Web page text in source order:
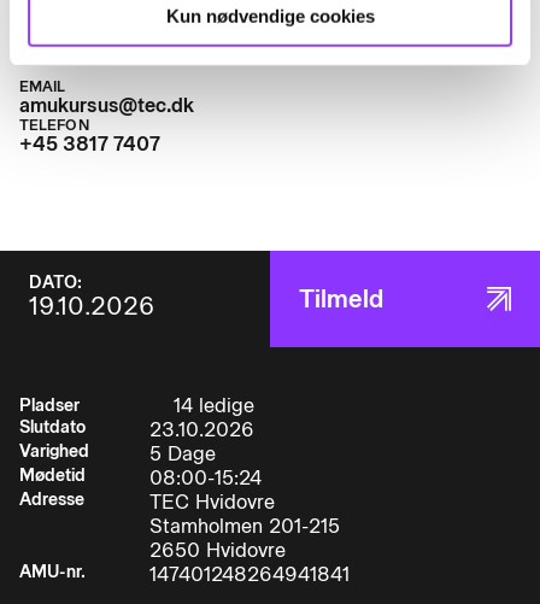
Kun nødvendige cookies
anlæg, der indeholder hydrauliske
komponenterDet betyder at deltageren:
• udvælger komponenter for hydrauliske
• tryk
• og strømreguleringsventiler, cylindre og
• udfører metodisk fejlfinding på automatiske
anlæg, hvor der anvendes hydrauliske
komponenter, indregulerer anlægget og udskifte
defekte komponenter
• vælger måleudstyr til fejlfinding
• anvender/ajourfører teknisk dokumentation
EMAIL
amukursus@tec.dk
TELEFON
+45 3817 7407
DATO:
19.10.2026 Tilmeld
Pladser 14 ledige
Slutdato 23.10.2026
Varighed 5 Dage
Mødetid 08:00-15:24
Adresse
TEC Hvidovre
Stamholmen 201-215
2650 Hvidovre
AMU-nr. 147401248264941841